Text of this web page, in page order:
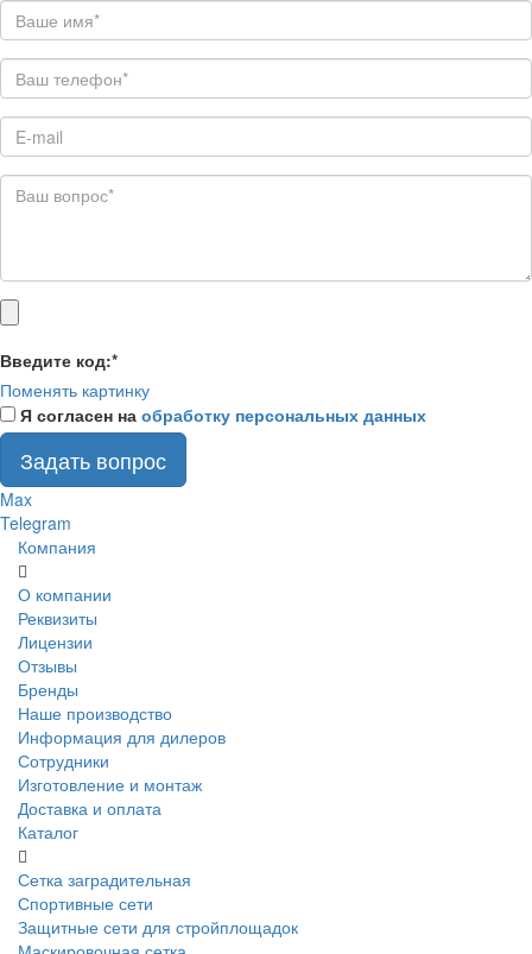
Введите код:*
Поменять картинку
Я согласен на обработку персональных данных
Задать вопрос
Max
Telegram
Компания
О компании
Реквизиты
Лицензии
Отзывы
Бренды
Наше производство
Информация для дилеров
Сотрудники
Изготовление и монтаж
Доставка и оплата
Каталог
Сетка заградительная
Спортивные сети
Защитные сети для стройплощадок